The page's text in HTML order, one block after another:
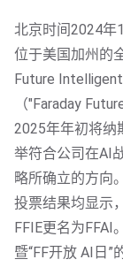
北京时间2024
位于美国加州的
Future Intelligent
（"Faraday
2025年年初将纳
举符合公司在AI
略所确立的方向
投票结果均显示
FFIE更名为FFAI
暨“FF开放 AI日”